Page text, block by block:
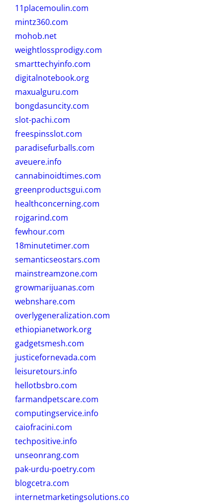
11placemoulin.com
mintz360.com
mohob.net
weightlossprodigy.com
smarttechyinfo.com
digitalnotebook.org
maxualguru.com
bongdasuncity.com
slot-pachi.com
freespinsslot.com
paradisefurballs.com
aveuere.info
cannabinoidtimes.com
greenproductsgui.com
healthconcerning.com
rojgarind.com
fewhour.com
18minutetimer.com
semanticseostars.com
mainstreamzone.com
growmarijuanas.com
webnshare.com
overlygeneralization.com
ethiopianetwork.org
gadgetsmesh.com
justicefornevada.com
leisuretours.info
hellotbsbro.com
farmandpetscare.com
computingservice.info
caiofracini.com
techpositive.info
unseonrang.com
pak-urdu-poetry.com
blogcetra.com
internetmarketingsolutions.co